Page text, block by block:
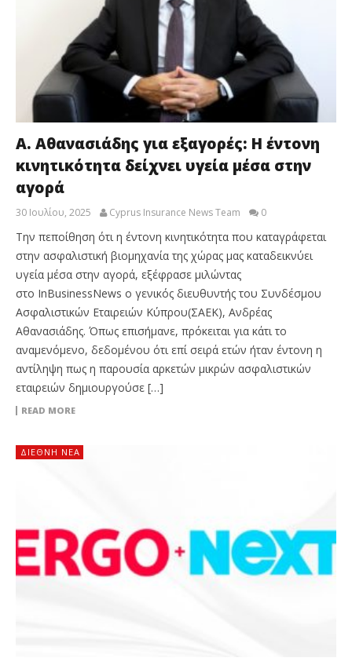
Α. Αθανασιάδης για εξαγορές: Η έντονη
κινητικότητα δείχνει υγεία μέσα στην
αγορά
30 Ιουλίου, 2025 Cyprus Insurance News Team 0
Την πεποίθηση ότι η έντονη κινητικότητα που καταγράφεται
στην ασφαλιστική βιομηχανία της χώρας μας καταδεικνύει
υγεία μέσα στην αγορά, εξέφρασε μιλώντας
στο InBusinessNews ο γενικός διευθυντής του Συνδέσμου
Ασφαλιστικών Εταιρειών Κύπρου(ΣΑΕΚ), Ανδρέας
Αθανασιάδης. Όπως επισήμανε, πρόκειται για κάτι το
αναμενόμενο, δεδομένου ότι επί σειρά ετών ήταν έντονη η
αντίληψη πως η παρουσία αρκετών μικρών ασφαλιστικών
εταιρειών δημιουργούσε […]
READ MORE
ΔΙΕΘΝΉ ΝΈΑ